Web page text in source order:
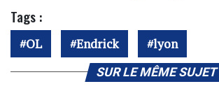
Tags :
OL Endrick lyon
SUR LE MÊME SUJET